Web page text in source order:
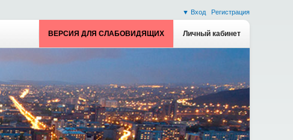
▼ Вход Регистрация
Личный кабинет
ВЕРСИЯ ДЛЯ СЛАБОВИДЯЩИХ